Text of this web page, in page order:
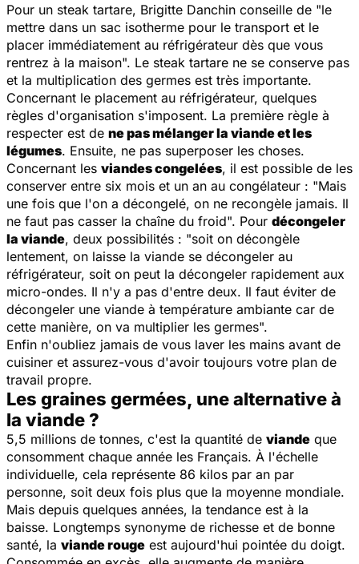
Pour un steak tartare, Brigitte Danchin conseille de "le
mettre dans un sac isotherme pour le transport et le
placer immédiatement au réfrigérateur dès que vous
rentrez à la maison". Le steak tartare ne se conserve pas
et la multiplication des germes est très importante.
Concernant le placement au réfrigérateur, quelques
règles d'organisation s'imposent. La première règle à
respecter est de ne pas mélanger la viande et les
légumes. Ensuite, ne pas superposer les choses.
Concernant les viandes congelées, il est possible de les
conserver entre six mois et un an au congélateur : "Mais
une fois que l'on a décongelé, on ne recongèle jamais. Il
ne faut pas casser la chaîne du froid". Pour décongeler
la viande, deux possibilités : "soit on décongèle
lentement, on laisse la viande se décongeler au
réfrigérateur, soit on peut la décongeler rapidement aux
micro-ondes. Il n'y a pas d'entre deux. Il faut éviter de
décongeler une viande à température ambiante car de
cette manière, on va multiplier les germes".
Enfin n'oubliez jamais de vous laver les mains avant de
cuisiner et assurez-vous d'avoir toujours votre plan de
travail propre.
Les graines germées, une alternative à
la viande ?
5,5 millions de tonnes, c'est la quantité de viande que
consomment chaque année les Français. À l'échelle
individuelle, cela représente 86 kilos par an par
personne, soit deux fois plus que la moyenne mondiale.
Mais depuis quelques années, la tendance est à la
baisse. Longtemps synonyme de richesse et de bonne
santé, la viande rouge est aujourd'hui pointée du doigt.